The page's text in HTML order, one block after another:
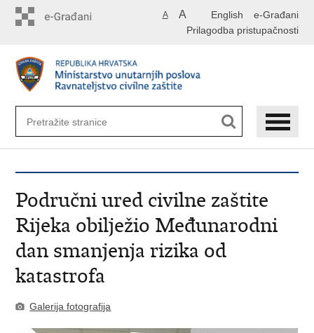
English e-Građani
A A
Prilagodba pristupačnosti
Područni ured civilne zaštite
Rijeka obilježio Međunarodni
dan smanjenja rizika od
katastrofa
Galerija fotografija